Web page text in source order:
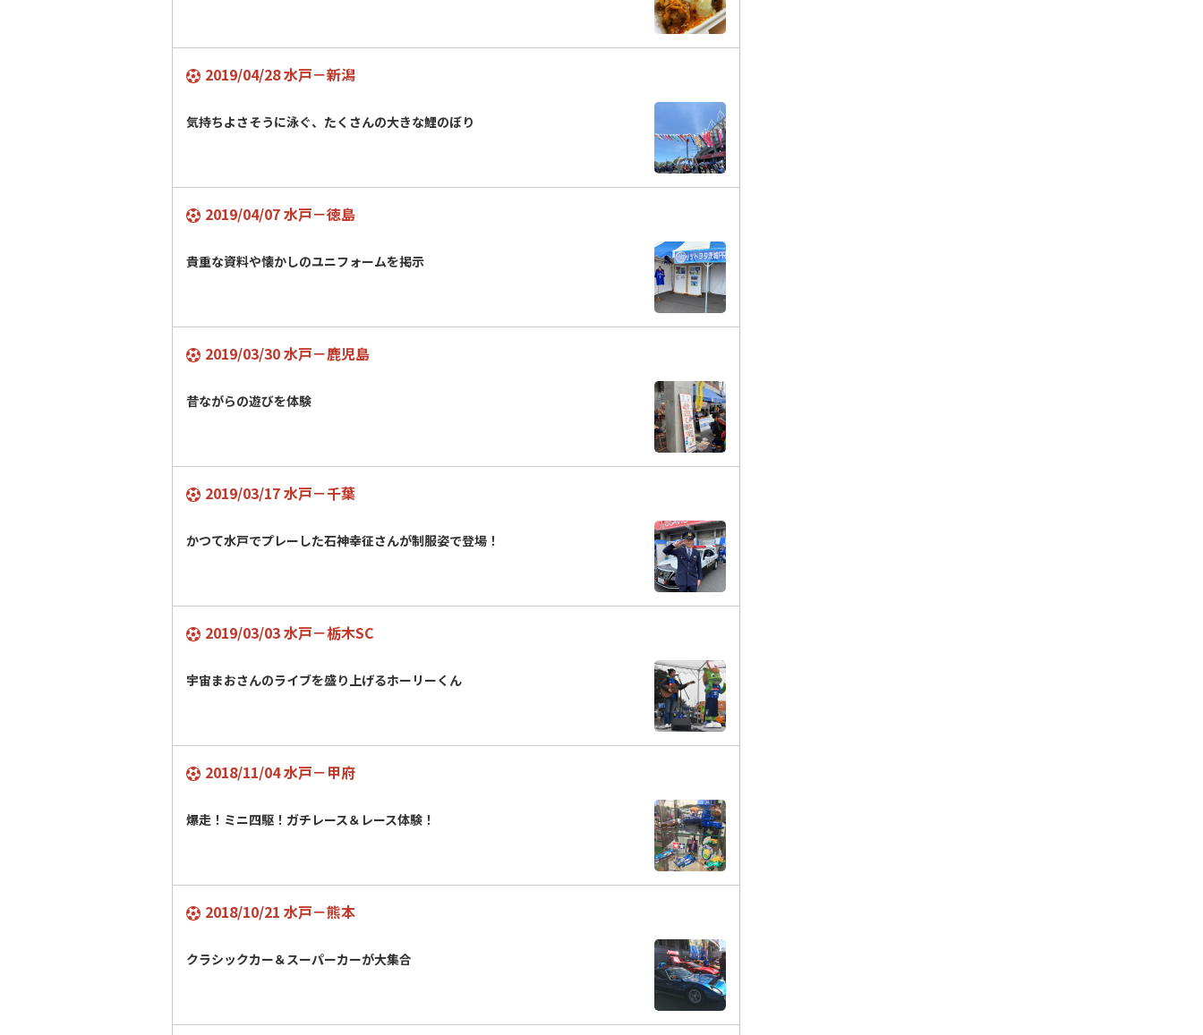
2019/04/28 水戸－新潟
気持ちよさそうに泳ぐ、たくさんの大きな鯉のぼり
2019/04/07 水戸－徳島
貴重な資料や懐かしのユニフォームを掲示
2019/03/30 水戸－鹿児島
昔ながらの遊びを体験
2019/03/17 水戸－千葉
かつて水戸でプレーした石神幸征さんが制服姿で登場！
2019/03/03 水戸－栃木SC
宇宙まおさんのライブを盛り上げるホーリーくん
2018/11/04 水戸－甲府
爆走！ミニ四駆！ガチレース＆レース体験！
2018/10/21 水戸－熊本
クラシックカー＆スーパーカーが大集合